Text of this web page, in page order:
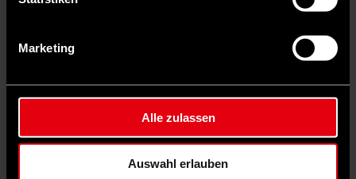
Marketing
Alle zulassen
Auswahl erlauben
Koalitionsvertrag ist unter anderem, dasRentenniveau bis 2031 bei
45 Beitragsjahren beizubehalten. Die betriebliche Altersversorgung
soll gestärkt und Selbständige über die gesetzliche